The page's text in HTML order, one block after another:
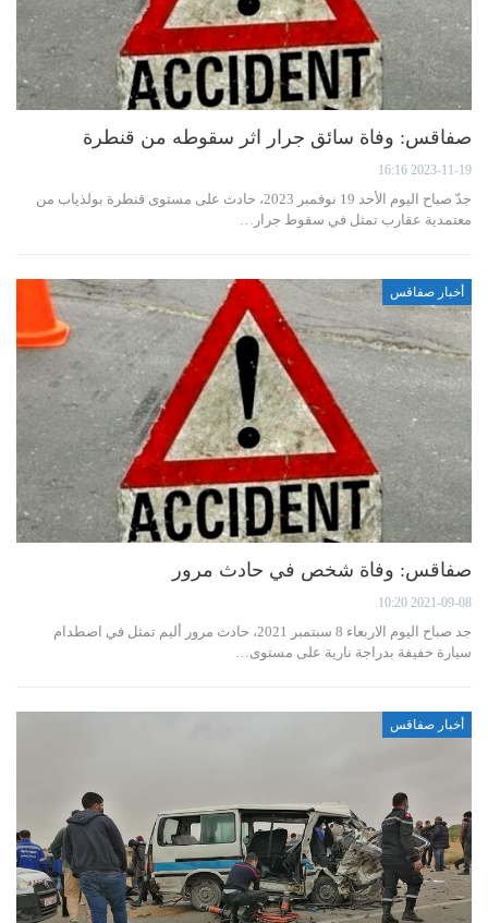
صفاقس: وفاة سائق جرار اثر سقوطه من قنطرة
2023-11-19 16:16
جدّ صباح اليوم الأحد 19 نوفمبر 2023، حادث على مستوى قنطرة بولذياب من
معتمدية عقارب تمثل في سقوط جرار…
أخبار صفاقس
صفاقس: وفاة شخص في حادث مرور
2021-09-08 10:20
جد صباح اليوم الاربعاء 8 سبتمبر 2021، حادث مرور أليم تمثل في اصطدام
سيارة خفيفة بدراجة نارية على مستوى…
أخبار صفاقس